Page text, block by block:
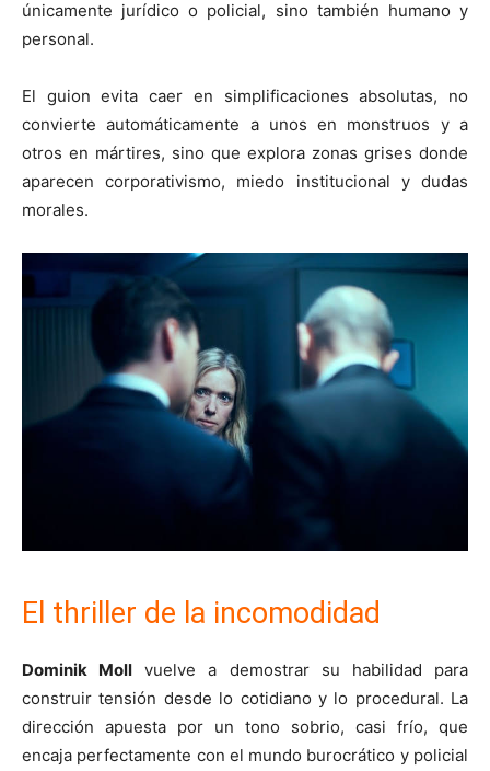
únicamente jurídico o policial, sino también humano y
personal.
El guion evita caer en simplificaciones absolutas, no
convierte automáticamente a unos en monstruos y a
otros en mártires, sino que explora zonas grises donde
aparecen corporativismo, miedo institucional y dudas
morales.
El thriller de la incomodidad
Dominik Moll vuelve a demostrar su habilidad para
construir tensión desde lo cotidiano y lo procedural. La
dirección apuesta por un tono sobrio, casi frío, que
encaja perfectamente con el mundo burocrático y policial